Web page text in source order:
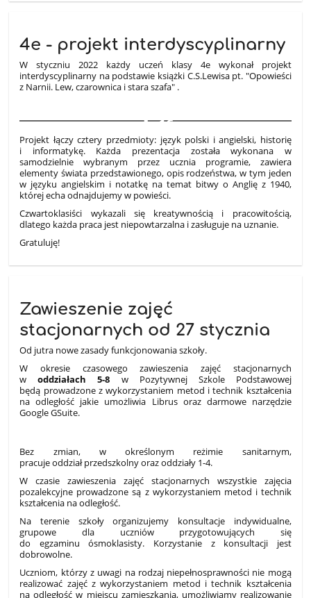
4e - projekt interdyscyplinarny
W styczniu 2022 każdy uczeń klasy 4e wykonał projekt
interdyscyplinarny na podstawie książki C.S.Lewisa pt. "Opowieści
z Narnii. Lew, czarownica i stara szafa" .
16
Projekt łączy cztery przedmioty: język polski i angielski, historię
i informatykę. Każda prezentacja została wykonana w
samodzielnie wybranym przez ucznia programie, zawiera
elementy świata przedstawionego, opis rodzeństwa, w tym jeden
w języku angielskim i notatkę na temat bitwy o Anglię z 1940,
której echa odnajdujemy w powieści.
Czwartoklasiści wykazali się kreatywnością i pracowitością,
dlatego każda praca jest niepowtarzalna i zasługuje na uznanie.
Gratuluję!
Zawieszenie zajęć
stacjonarnych od 27 stycznia
Od jutra nowe zasady funkcjonowania szkoły.
W okresie czasowego zawieszenia zajęć stacjonarnych
woddziałach 5-8 w Pozytywnej Szkole Podstawowej
będą prowadzone z wykorzystaniem metod i technik kształcenia
na odległość jakie umożliwia Librus oraz darmowe narzędzie
Google GSuite.
Bez zmian, w określonym reżimie sanitarnym,
pracuje oddział przedszkolny oraz oddziały 1-4.
W czasie zawieszenia zajęć stacjonarnych wszystkie zajęcia
pozalekcyjne prowadzone są z wykorzystaniem metod i technik
kształcenia na odległość.
Na terenie szkoły organizujemy konsultacje indywidualne,
grupowe dla uczniów przygotowujących się
do egzaminu ósmoklasisty. Korzystanie z konsultacji jest
dobrowolne.
Uczniom, którzy z uwagi na rodzaj niepełnosprawności nie mogą
realizować zajęć z wykorzystaniem metod i technik kształcenia
na odległość w miejscu zamieszkania, umożliwiamy realizowanie